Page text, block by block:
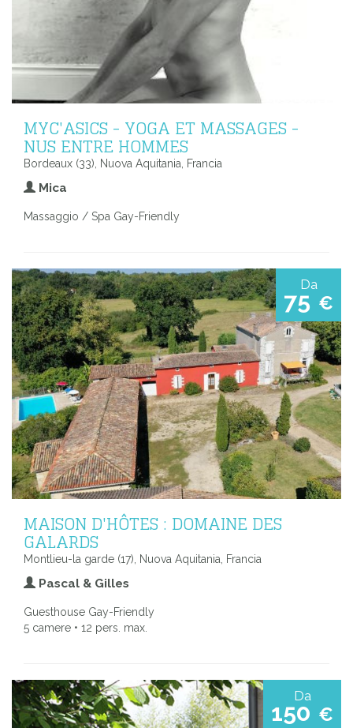
MYC'ASICS - YOGA ET MASSAGES -
NUS ENTRE HOMMES
Bordeaux (33), Nuova Aquitania, Francia
Mica
Massaggio / Spa Gay-Friendly
Da
75 €
MAISON D'HÔTES : DOMAINE DES
GALARDS
Montlieu-la garde (17), Nuova Aquitania, Francia
Pascal & Gilles
Guesthouse Gay-Friendly
5 camere • 12 pers. max.
Da
150 €